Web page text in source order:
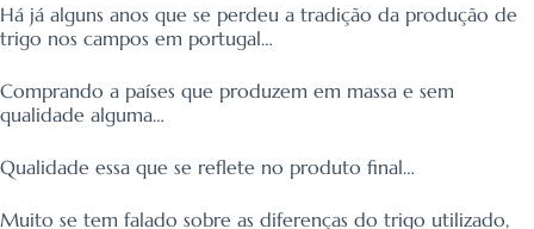
Há já alguns anos que se perdeu a tradição da produção de
trigo nos campos em portugal…
Comprando a países que produzem em massa e sem
qualidade alguma…
Qualidade essa que se reflete no produto final…
Muito se tem falado sobre as diferenças do trigo utilizado,